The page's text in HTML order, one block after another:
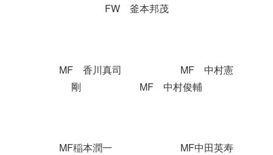
FW 釜本邦茂
MF 香川真司 MF 中村憲
剛 MF 中村俊輔
MF稲本潤一 MF中田英寿